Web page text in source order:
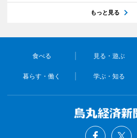
もっと見る
食べる 見る・遊ぶ
暮らす・働く 学ぶ・知る